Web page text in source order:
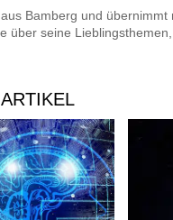
Bamberg und
über seine